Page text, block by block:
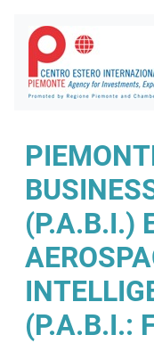
(P.A.B.I.)
(P.A.B.I.: